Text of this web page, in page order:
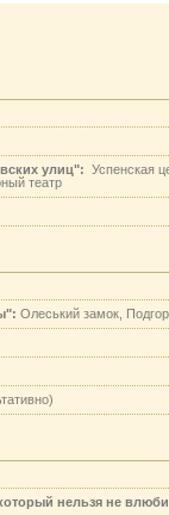
улиц": Успенская
театр
Олеський замок,
нельзя не